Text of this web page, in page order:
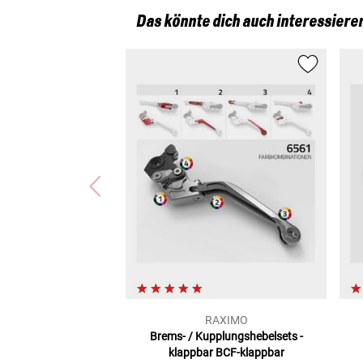
Moto Guzzi GRISO 1100 (GRISO-1100)
Buell XB12X ULYSSES (XB12X)
Moto Guzzi NORGE 1200 (LPH011)
Moto Guzzi BREVA V 750 I.E (LL)
Ducati MONSTER 695 (M695)
Husqvarna WRE 125 (WRE-125)
Moto Guzzi GRISO 850 (GRISO-850)
Moto Guzzi BREVA 850 (BREVA-850)
Buell X1 LIGHTNING (X1-LIGHTNING)
Ducati MULTISTRADA 1100 / S (MULTI1100)
Moto Guzzi 1200 SPORT (1200SPORT2)
Moto Guzzi GRISO 8V-1200 (GRISO8V)
Moto Guzzi V7 CLASSIC (LW/CLASSIC)
Moto Morini GRANPASSO 1200 (GRANPASSO)
Das könnte dich auch
RAXIMO
Brems- / Kupplungshebelsets -
klappbar BCF-klappbar